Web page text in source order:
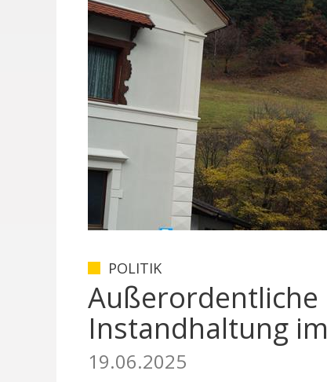
POLITIK
Außerordentliche
Instandhaltung
19.06.2025